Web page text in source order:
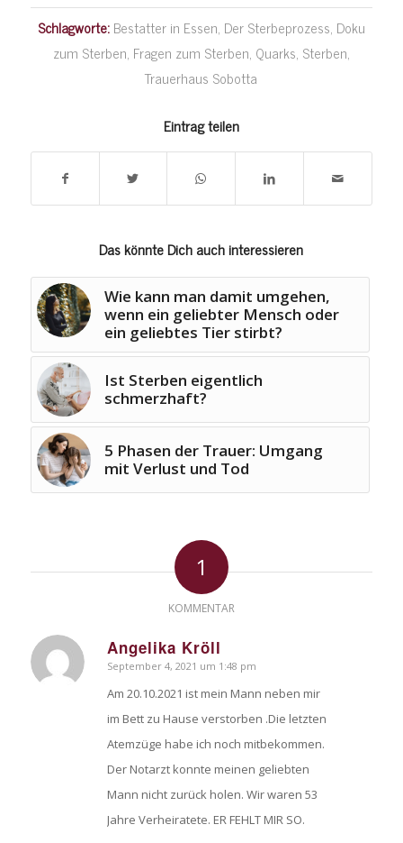
Schlagworte: Bestatter in Essen, Der Sterbeprozess, Doku
zum Sterben, Fragen zum Sterben, Quarks, Sterben,
Trauerhaus Sobotta
Eintrag teilen
Das könnte Dich auch interessieren
Wie kann man damit umgehen,
wenn ein geliebter Mensch oder
ein geliebtes Tier stirbt?
Ist Sterben eigentlich
schmerzhaft?
5 Phasen der Trauer: Umgang
mit Verlust und Tod
1
KOMMENTAR
Angelika Kröll
sagte:
September 4, 2021 um 1:48 pm
Am 20.10.2021 ist mein Mann neben mir
im Bett zu Hause verstorben .Die letzten
Atemzüge habe ich noch mitbekommen.
Der Notarzt konnte meinen geliebten
Mann nicht zurück holen. Wir waren 53
Jahre Verheiratete. ER FEHLT MIR SO.